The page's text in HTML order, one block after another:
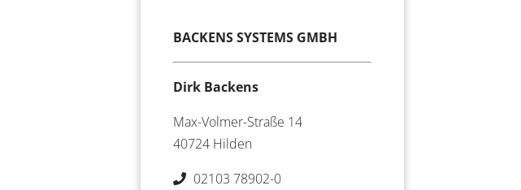
BACKENS SYSTEMS GMBH
Dirk Backens
Max-Volmer-Straße 14
40724 Hilden
02103 78902-0